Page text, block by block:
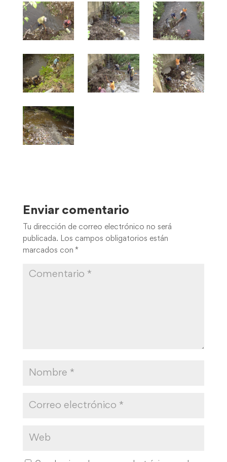
Enviar comentario
Tu dirección de correo electrónico no será
publicada. Los campos obligatorios están
marcados con *